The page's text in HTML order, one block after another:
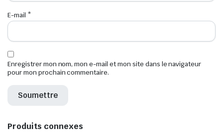
E-mail *
Enregistrer mon nom, mon e-mail et mon site dans le navigateur
pour mon prochain commentaire.
Produits connexes